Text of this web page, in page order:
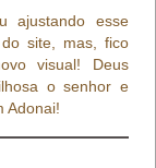
ajustando esse
site, mas, fico
visual! Deus
o senhor e
Adonai!